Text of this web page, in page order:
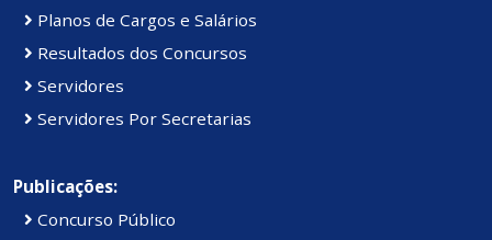
Planos de Cargos e Salários
Resultados dos Concursos
Servidores
Servidores Por Secretarias
Publicações:
Concurso Público